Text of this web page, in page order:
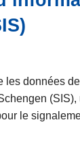
les données
le